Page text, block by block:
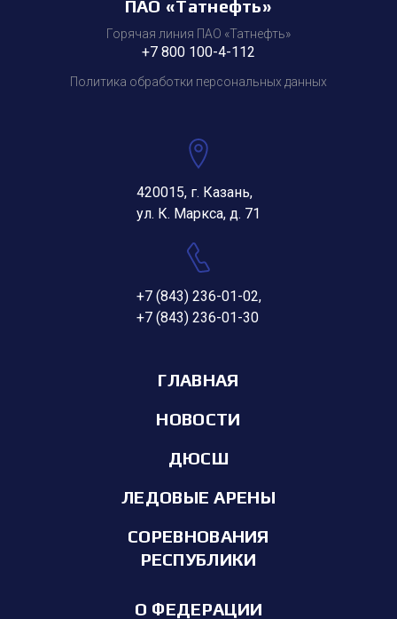
ПАО «Татнефть»
Горячая линия ПАО «Татнефть»
+7 800 100-4-112
Политика обработки персональных данных
420015, г. Казань,
ул. К. Маркса, д. 71
+7 (843) 236-01-02,
+7 (843) 236-01-30
ГЛАВНАЯ
НОВОСТИ
ДЮСШ
ЛЕДОВЫЕ АРЕНЫ
СОРЕВНОВАНИЯ
РЕСПУБЛИКИ
О ФЕДЕРАЦИИ